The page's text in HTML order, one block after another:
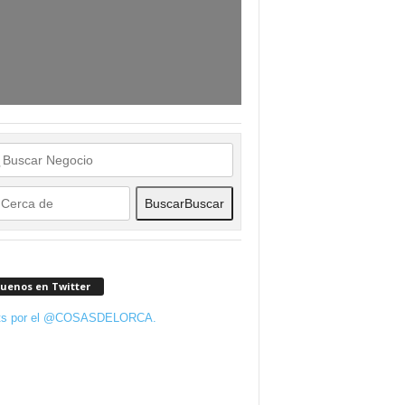
BuscarBuscar
en Twitter
por el @COSASDELORCA.